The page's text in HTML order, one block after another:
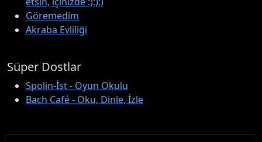
Göremedim
Akraba Evliliği
Süper Dostlar
Spolin-İst - Oyun Okulu
Bach Café - Oku, Dinle, İzle